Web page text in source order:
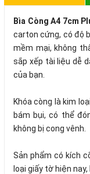
Bìa Còng A4 7cm
carton cứng, có độ
mềm mại, không
sắp xếp tài liệu dễ
của bạn.
Khóa còng là kim
bám bụi, có thể
không bị cong vênh.
Sản phẩm có kích
loại giấy tờ hiện